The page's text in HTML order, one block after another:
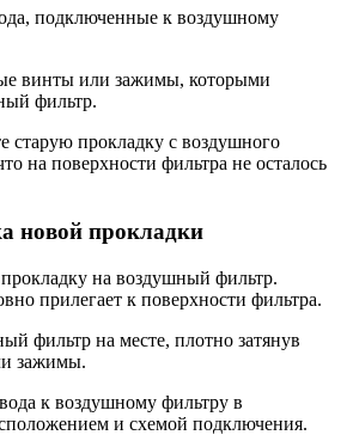
подключенные к воздушному
винты или зажимы, которыми
фильтр.
старую прокладку с воздушного
на поверхности фильтра не осталось
новой прокладки
на воздушный фильтр.
прилегает к поверхности фильтра.
фильтр на месте, плотно затянув
зажимы.
к воздушному фильтру в
и схемой подключения.